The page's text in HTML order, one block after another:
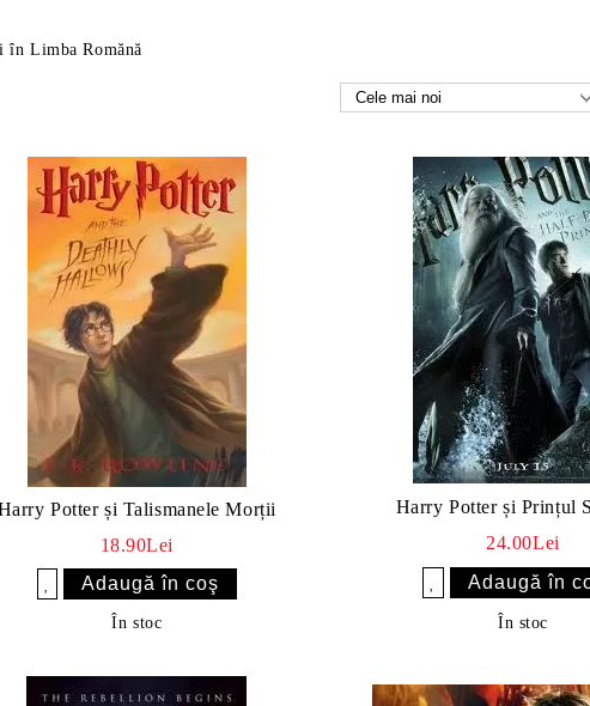
în Limba Romănă
Potter și Talismanele Morții
18.90Lei
În stoc
Harry Potter și Prințul
24.00Lei
În stoc